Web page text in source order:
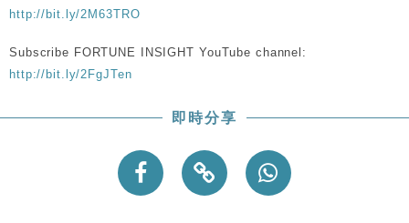
http://bit.ly/2M63TRO
Subscribe FORTUNE INSIGHT YouTube channel:
http://bit.ly/2FgJTen
即時分享